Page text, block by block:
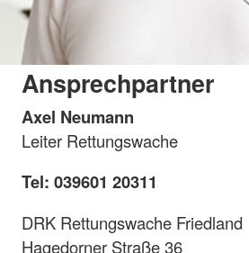
Ansprechpartner
Axel Neumann
Leiter Rettungswache
Tel: 039601 20311
DRK Rettungswache Friedland
Hagedorner Straße 36